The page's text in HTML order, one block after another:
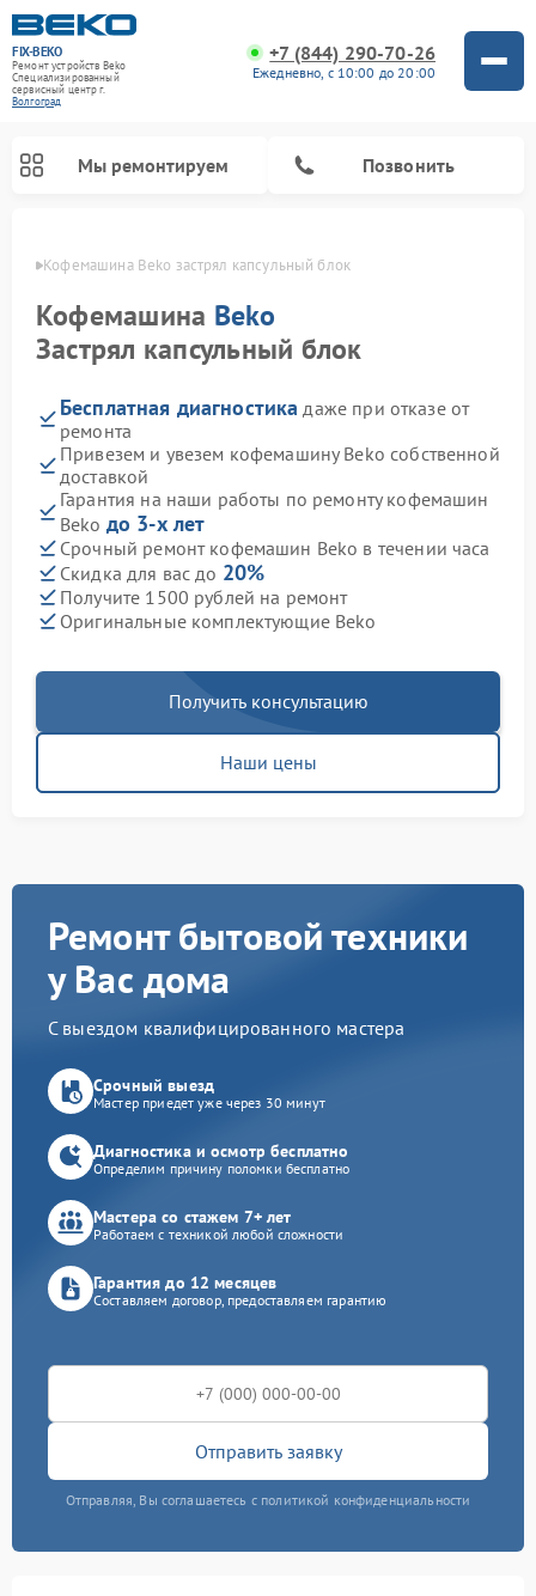
FIX-BEKO
Ремонт устройств Beko
Специализированный
cервисный центр г.
Волгоград
+7 (844) 290-70-26
Ежедневно, с 10:00 до 20:00
Мы ремонтируем Позвонить
Кофемашина Beko застрял капсульный блок
Кофемашина Beko
Застрял капсульный блок
Бесплатная диагностика даже при отказе от
ремонта
Привезем и увезем кофемашину Beko собственной
доставкой
Гарантия на наши работы по ремонту кофемашин
Beko до 3-х лет
Срочный ремонт кофемашин Beko в течении часа
Скидка для вас до 20%
Получите 1500 рублей на ремонт
Оригинальные комплектующие Beko
Получить консультацию
Наши цены
Ремонт бытовой техники
у Вас дома
С выездом квалифицированного мастера
Срочный выезд
Мастер приедет уже через 30 минут
Диагностика и осмотр бесплатно
Определим причину поломки бесплатно
Мастера со стажем 7+ лет
Работаем с техникой любой сложности
Гарантия до 12 месяцев
Составляем договор, предоставляем гарантию
Отправить заявку
Отправляя, Вы соглашаетесь с политикой конфиденциальности